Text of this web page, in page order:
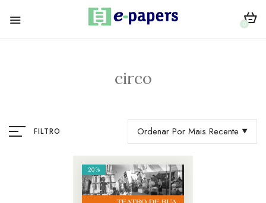
0
circo
FILTRO Ordenar Por Mais Recente
20%